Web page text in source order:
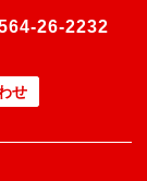
26-2232
せ